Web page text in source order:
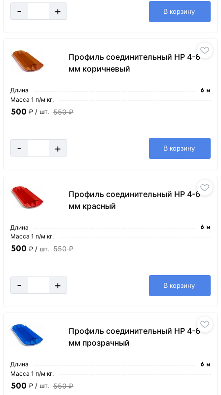
- + В корзину
Профиль соединительный HP 4-6
мм коричневый
Длина 6 м
Масса 1 п/м кг.
500 ₽ / шт. 550 ₽
- + В корзину
Профиль соединительный HP 4-6
мм красный
Длина 6 м
Масса 1 п/м кг.
500 ₽ / шт. 550 ₽
- + В корзину
Профиль соединительный HP 4-6
мм прозрачный
Длина 6 м
Масса 1 п/м кг.
500 ₽ / шт. 550 ₽